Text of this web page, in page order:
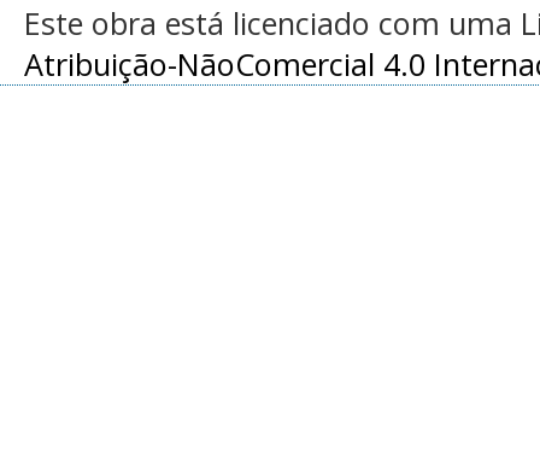
Este obra está licenciado com uma
Atribuição-NãoComercial 4.0